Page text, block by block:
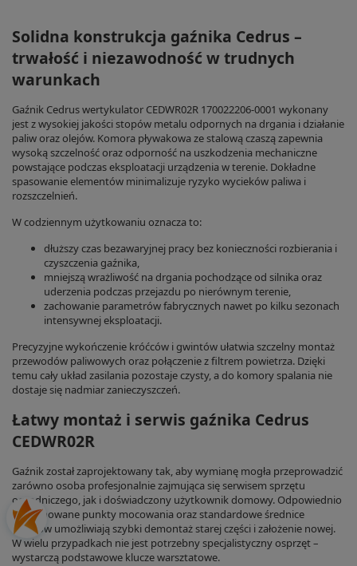
Solidna konstrukcja gaźnika Cedrus –
trwałość i niezawodność w trudnych
warunkach
Gaźnik Cedrus wertykulator CEDWR02R 170022206-0001 wykonany
jest z wysokiej jakości stopów metalu odpornych na drgania i działanie
paliw oraz olejów. Komora pływakowa ze stalową czaszą zapewnia
wysoką szczelność oraz odporność na uszkodzenia mechaniczne
powstające podczas eksploatacji urządzenia w terenie. Dokładne
spasowanie elementów minimalizuje ryzyko wycieków paliwa i
rozszczelnień.
W codziennym użytkowaniu oznacza to:
dłuższy czas bezawaryjnej pracy bez konieczności rozbierania i
czyszczenia gaźnika,
mniejszą wrażliwość na drgania pochodzące od silnika oraz
uderzenia podczas przejazdu po nierównym terenie,
zachowanie parametrów fabrycznych nawet po kilku sezonach
intensywnej eksploatacji.
Precyzyjne wykończenie króćców i gwintów ułatwia szczelny montaż
przewodów paliwowych oraz połączenie z filtrem powietrza. Dzięki
temu cały układ zasilania pozostaje czysty, a do komory spalania nie
dostaje się nadmiar zanieczyszczeń.
Łatwy montaż i serwis gaźnika Cedrus
CEDWR02R
Gaźnik został zaprojektowany tak, aby wymianę mogła przeprowadzić
zarówno osoba profesjonalnie zajmująca się serwisem sprzętu
ogrodniczego, jak i doświadczony użytkownik domowy. Odpowiednio
rozplanowane punkty mocowania oraz standardowe średnice
króćców umożliwiają szybki demontaż starej części i założenie nowej.
W wielu przypadkach nie jest potrzebny specjalistyczny osprzęt –
wystarczą podstawowe klucze warsztatowe.